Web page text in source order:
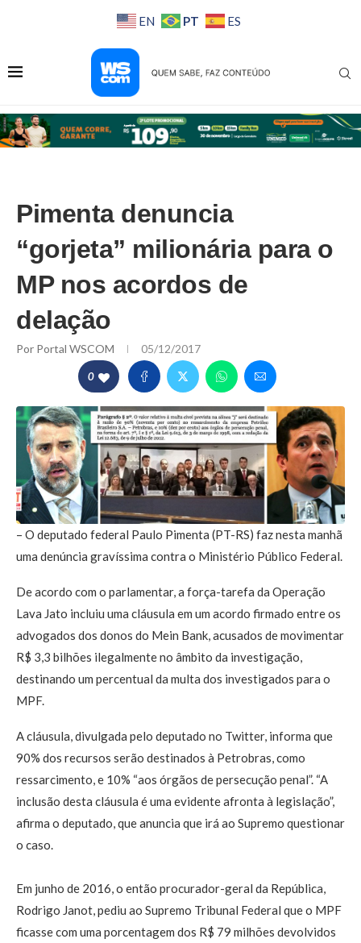
EN PT ES
Pimenta denuncia
“gorjeta” milionária para o
MP nos acordos de
delação
Por Portal WSCOM 05/12/2017
0
– O deputado federal Paulo Pimenta (PT-RS) faz nesta manhã
uma denúncia gravíssima contra o Ministério Público Federal.
De acordo com o parlamentar, a força-tarefa da Operação
Lava Jato incluiu uma cláusula em um acordo firmado entre os
advogados dos donos do Mein Bank, acusados de movimentar
R$ 3,3 bilhões ilegalmente no âmbito da investigação,
destinando um percentual da multa dos investigados para o
MPF.
A cláusula, divulgada pelo deputado no Twitter, informa que
90% dos recursos serão destinados à Petrobras, como
ressarcimento, e 10% “aos órgãos de persecução penal”. “A
inclusão desta cláusula é uma evidente afronta à legislação”,
afirma o deputado, que anuncia que irá ao Supremo questionar
o caso.
Em junho de 2016, o então procurador-geral da República,
Rodrigo Janot, pediu ao Supremo Tribunal Federal que o MPF
ficasse com uma porcentagem dos R$ 79 milhões devolvidos